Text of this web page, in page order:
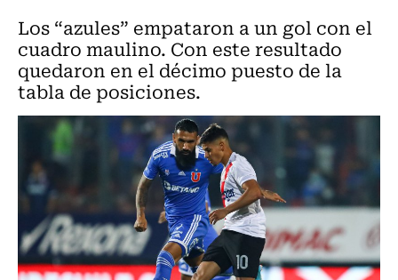
Los “azules” empataron a un gol con el
cuadro maulino. Con este resultado
quedaron en el décimo puesto de la
tabla de posiciones.